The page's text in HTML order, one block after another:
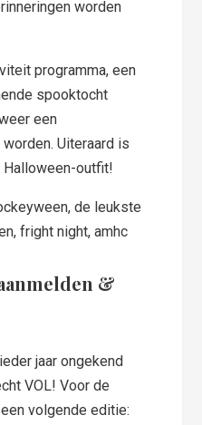
worden
programma, een
spooktocht
een
Uiteraard is
Halloween-outfit!
&
jaar ongekend
VOL! Voor de
volgende editie: